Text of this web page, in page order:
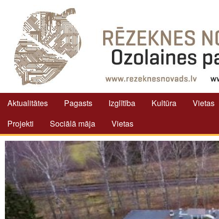
Aktualitātes Pagasts Izglītība Kultūra
Vietas
Projekti
Sociālā māja Vietas